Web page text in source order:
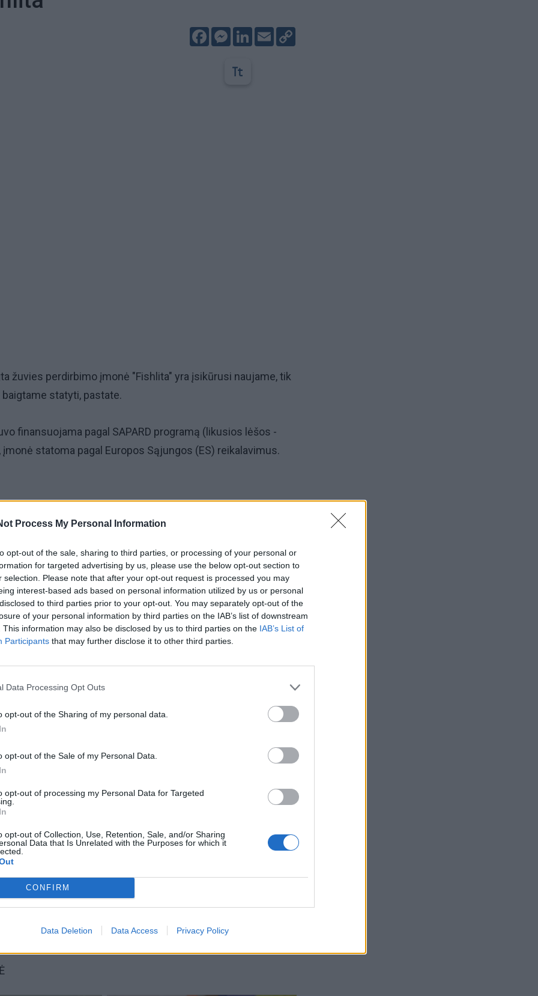
Process My Personal Information
opt-out of the sale, sharing to third parties, or processing of your personal or
for targeted advertising by us, please use the below opt-out section to
selection. Please note that after your opt-out request is processed you may
interest-based ads based on personal information utilized by us or personal
to third parties prior to your opt-out. You may separately opt-out of the
of your personal information by third parties on the IAB’s list of downstream
This information may also be disclosed by us to third parties on the IAB’s List of
Participants that may further disclose it to other third parties.
Data Processing Opt Outs
opt-out of the Sharing of my personal data.
opt-out of the Sale of my Personal Data.
opt-out of processing my Personal Data for Targeted
opt-out of Collection, Use, Retention, Sale, and/or Sharing
Data that Is Unrelated with the Purposes for which it
CONFIRM
Data Deletion Data Access Privacy Policy
FacebookMessenger
LinkedIn
Email
žuvies perdirbimo įmonė "Fishlita" yra įsikūrusi naujame, tik
statyti, pastate.
finansuojama pagal SAPARD programą (likusios lėšos -
statoma pagal Europos Sąjungos (ES) reikalavimus.
pavadinimą praėjusiais metais nuspręsta pakeisti todėl, kad
su ES šalimis, kurioms lietuviška rašyba pasirodė
metu dirba apie 60 žmonių, gamina filė, šaldo, glazūruoja,
bei kitose ES šalyse, suteikia galimybę išdoroti ir užšaldyti
tonų žuvų per parą, sūdyti apie 7 tonas ir išrūkyti apie 2,5
prieš šventes - Kalėdas, Naujuosius metus, kai sūdytos
Dabar darome menkės filė, ją užšaldome,
L. Drungilienė.
produkcijos iškeliauja į įvairias užsienio, ypač ES, šalis.
bei strimelių eksportuojama į Baltarusiją bei Ukrainą.
sertifikuota ir Rusijoje.